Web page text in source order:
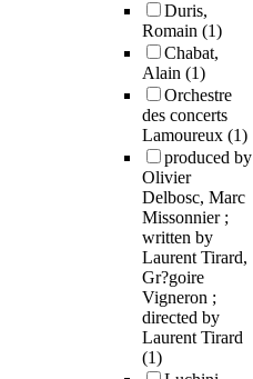
Duris,
Romain (1)
Chabat,
Alain (1)
Orchestre
des concerts
Lamoureux (1)
produced by
Olivier
Delbosc, Marc
Missonnier ;
written by
Laurent Tirard,
Gr?goire
Vigneron ;
directed by
Laurent Tirard
(1)